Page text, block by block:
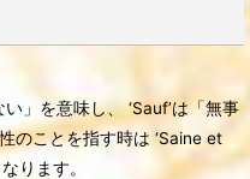
」を意味し、 ‘Sauf’は「無事
のことを指す時は ‘Saine et
ります。